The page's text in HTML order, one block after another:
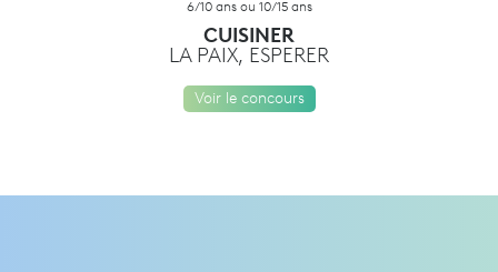
6/10 ans ou 10/15 ans
CUISINER
LA PAIX, ESPERER
Voir le concours